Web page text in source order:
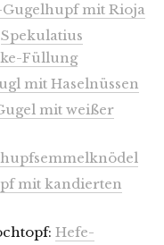
mit Rioja
Spekulatius
Füllung
mit Haselnüssen
mit weißer
mit kandierten
Hefe-